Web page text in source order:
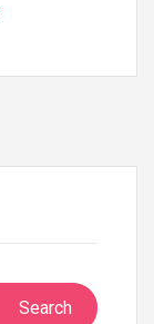
Search